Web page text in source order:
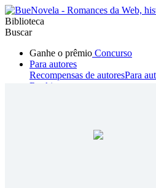
Biblioteca
Buscar
Ganhe o prêmio Concurso
Para autores
Recompensas de autoresPara
Ranking
Hombre lobo